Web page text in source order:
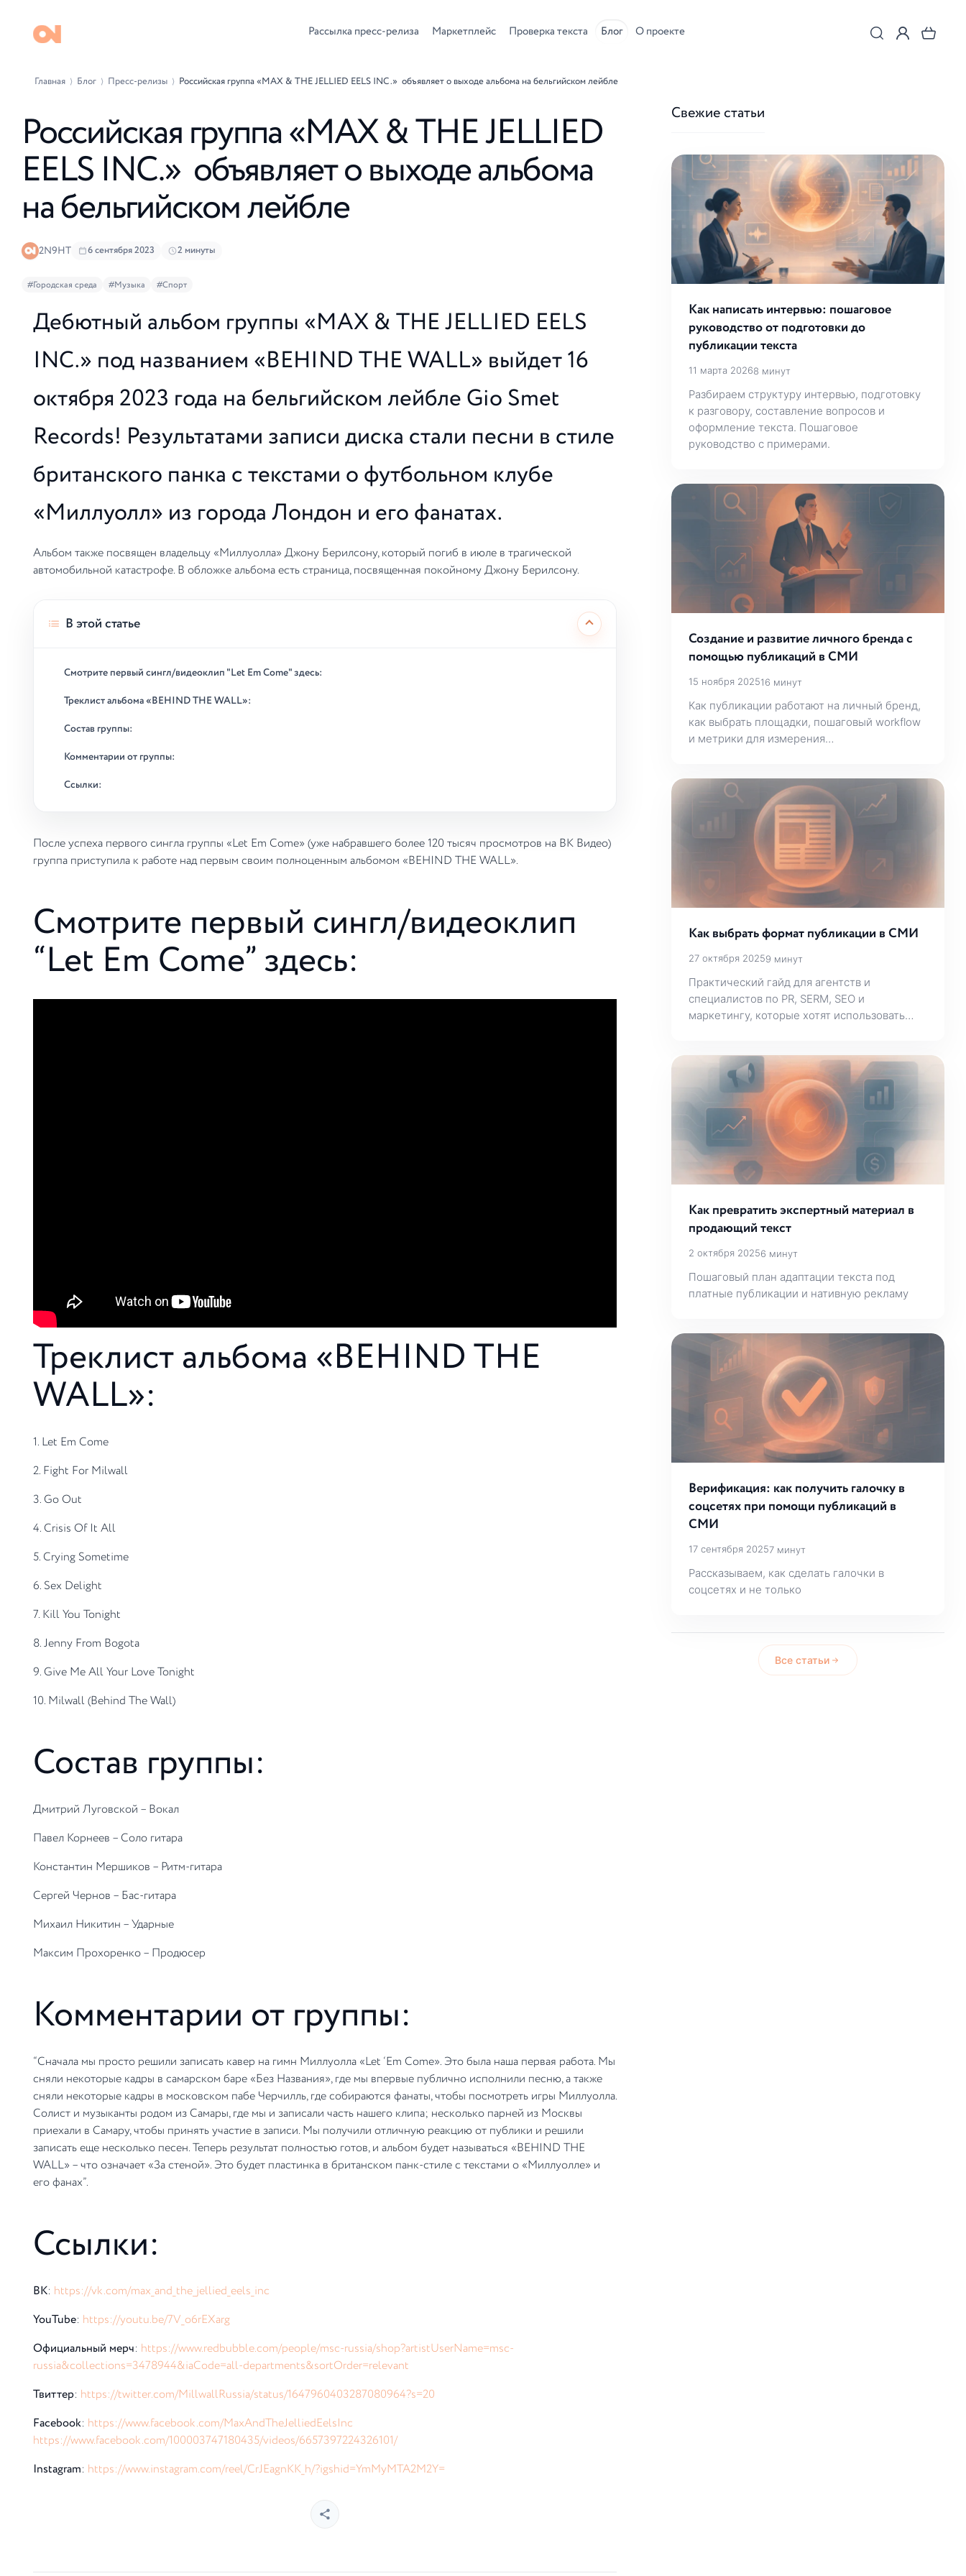
Рассылка пресс-релиза Маркетплейс Проверка текста Блог О проекте
Главная ⟩ Блог ⟩ Пресс-релизы ⟩ Российская группа «MAX & THE JELLIED EELS INC.» объявляет о выходе альбома на бельгийском лейбле
Российская группа «MAX & THE JELLIED
EELS INC.» объявляет о выходе альбома
на бельгийском лейбле
2N9HT 6 сентября 2023 2 минуты
#Городская среда #Музыка #Спорт
Дебютный альбом группы «MAX & THE JELLIED EELS
INC.» под названием «BEHIND THE WALL» выйдет 16
октября 2023 года на бельгийском лейбле Gio Smet
Records! Результатами записи диска стали песни в стиле
британского панка с текстами о футбольном клубе
«Миллуолл» из города Лондон и его фанатах.
Альбом также посвящен владельцу «Миллуолла» Джону Берилсону, который погиб в июле в трагической
автомобильной катастрофе. В обложке альбома есть страница, посвященная покойному Джону Берилсону.
В этой статье
Смотрите первый сингл/видеоклип "Let Em Come" здесь:
Треклист альбома «BEHIND THE WALL»:
Состав группы:
Комментарии от группы:
Ссылки:
После успеха первого сингла группы «Let Em Come» (уже набравшего более 120 тысяч просмотров на ВК Видео)
группа приступила к работе над первым своим полноценным альбомом «BEHIND THE WALL».
Смотрите первый сингл/видеоклип
“Let Em Come” здесь:
Треклист альбома «BEHIND THE
WALL»:
1. Let Em Come
2. Fight For Milwall
3. Go Out
4. Crisis Of It All
5. Crying Sometime
6. Sex Delight
7. Kill You Tonight
8. Jenny From Bogota
9. Give Me All Your Love Tonight
10. Milwall (Behind The Wall)
Состав группы:
Дмитрий Луговской – Вокал
Павел Корнеев – Соло гитара
Константин Мершиков – Ритм-гитара
Сергей Чернов – Бас-гитара
Михаил Никитин – Ударные
Максим Прохоренко – Продюсер
Комментарии от группы:
“Сначала мы просто решили записать кавер на гимн Миллуолла «Let ‘Еm Come». Это была наша первая работа. Мы
сняли некоторые кадры в самарском баре «Без Названия», где мы впервые публично исполнили песню, а также
сняли некоторые кадры в московском пабе Черчилль, где собираются фанаты, чтобы посмотреть игры Миллуолла.
Солист и музыканты родом из Самары, где мы и записали часть нашего клипа; несколько парней из Москвы
приехали в Самару, чтобы принять участие в записи. Мы получили отличную реакцию от публики и решили
записать еще несколько песен. Теперь результат полностью готов, и альбом будет называться «BEHIND THE
WALL» – что означает «За стеной». Это будет пластинка в британском панк-стиле с текстами о «Миллуолле» и
его фанах”.
Ссылки:
ВК: https://vk.com/max_and_the_jellied_eels_inc
YouTube: https://youtu.be/7V_o6rEXarg
Официальный мерч: https://www.redbubble.com/people/msc-russia/shop?artistUserName=msc-
russia&collections=3478944&iaCode=all-departments&sortOrder=relevant
Твиттер: https://twitter.com/MillwallRussia/status/1647960403287080964?s=20
Facebook: https://www.facebook.com/MaxAndTheJelliedEelsInc
https://www.facebook.com/100003747180435/videos/6657397224326101/
Instagram: https://www.instagram.com/reel/CrJEagnKK_h/?igshid=YmMyMTA2M2Y=
Свежие статьи
Как написать интервью: пошаговое
руководство от подготовки до
публикации текста
11 марта 20268 минут
Разбираем структуру интервью, подготовку
к разговору, составление вопросов и
оформление текста. Пошаговое
руководство с примерами.
Создание и развитие личного бренда с
помощью публикаций в СМИ
15 ноября 202516 минут
Как публикации работают на личный бренд,
как выбрать площадки, пошаговый workflow
и метрики для измерения…
Как выбрать формат публикации в СМИ
27 октября 20259 минут
Практический гайд для агентств и
специалистов по PR, SERM, SEO и
маркетингу, которые хотят использовать…
Как превратить экспертный материал в
продающий текст
2 октября 20256 минут
Пошаговый план адаптации текста под
платные публикации и нативную рекламу
Верификация: как получить галочку в
соцсетях при помощи публикаций в
СМИ
17 сентября 20257 минут
Рассказываем, как сделать галочки в
соцсетях и не только
Все статьи